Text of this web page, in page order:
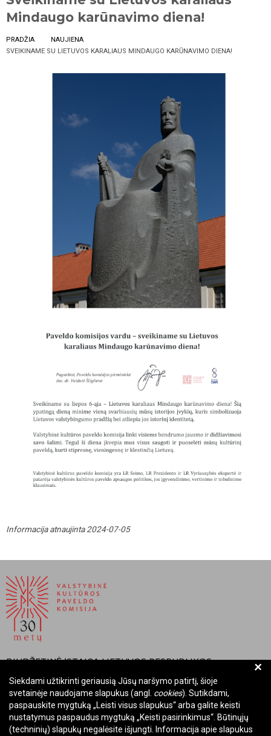
Mindaugo karūnavimo diena!
PRADŽIA
NAUJIENA
SVEIKINAME SU LIETUVOS KARALIAUS MINDAUGO KARŪNAVIMO DIENA!
Informacija atnaujinta 2024-07-05
BIUDŽETINĖ ĮSTAIGA LIETUVOS RESPUBLIKOS
VALSTYBINĖ KULTŪROS PAVELDO KOMISIJA
Įmonės kodas: Juridinių asmenų registre 288700520
Adresas: Rūdninkų g. 13, 01135 Vilnius
Telefonas: +370 699 13972
+
Siekdami užtikrinti geriausią Jūsų naršymo patirtį, šioje
svetainėje naudojame slapukus (angl. cookies). Sutikdami,
paspauskite mygtuką „Leisti visus slapukus“ arba galite keisti
nustatymus paspaudus mygtuką „Keisti pasirinkimus“. Būtinųjų
(techninių) slapukų negalėsite išjungti. Informacija apie slapukus